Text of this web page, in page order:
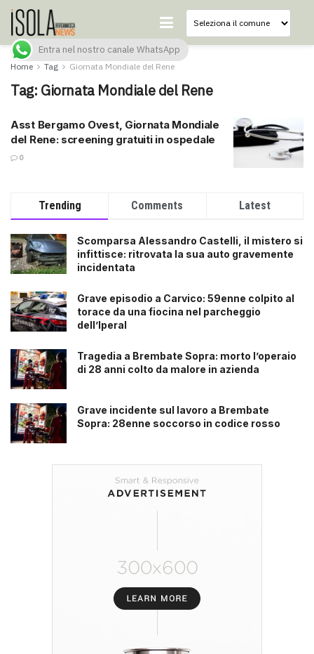
Home Tag Giornata Mondiale del Rene
Tag: Giornata Mondiale del Rene
Asst Bergamo Ovest, Giornata Mondiale
del Rene: screening gratuiti in ospedale
0
Trending Comments Latest
Scomparsa Alessandro Castelli, il mistero si
infittisce: ritrovata la sua auto gravemente
incidentata
Grave episodio a Carvico: 59enne colpito al
torace da una fiocina nel parcheggio
dell’Iperal
Tragedia a Brembate Sopra: morto l’operaio
di 28 anni colto da malore in azienda
Grave incidente sul lavoro a Brembate
Sopra: 28enne soccorso in codice rosso
Entra nel nostro canale WhatsApp